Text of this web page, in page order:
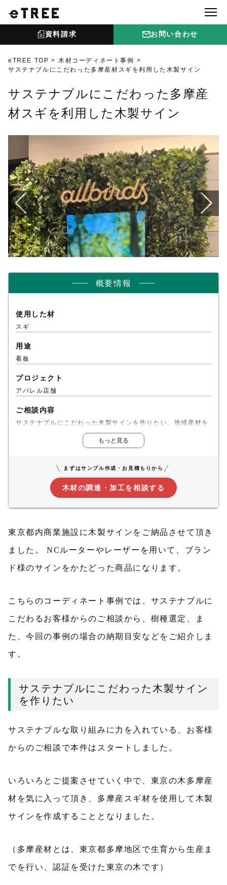
資料請求 お問い合わせ
eTREE TOP
木材コーディネート事例
サステナブルにこだわった多摩産材スギを利用した木製サイン
サステナブルにこだわった多摩産
材スギを利用した木製サイン
概要情報
使用した材
スギ
用途
看板
プロジェクト
アパレル店舗
ご相談内容
サステナブルにこだわった木製サインを作りたい、地域産材を
もっと見る
まずはサンプル作成・お見積もりから
木材の調達・加工を相談する
東京都内商業施設に木製サインをご納品させて頂き
ました。 NCルーターやレーザーを用いて、ブラン
ド様のサインをかたどった商品になります。
こちらのコーディネート事例では、サステナブルに
こだわるお客様からのご相談から、樹種選定、ま
た、今回の事例の場合の納期目安などをご紹介しま
す。
サステナブルにこだわった木製サイン
を作りたい
サステナブルな取り組みに力を入れている、お客様
からのご相談で本件はスタートしました。
いろいろとご提案させていく中で、東京の木多摩産
材を気に入って頂き、多摩産スギ材を使用して木製
サインを作成することとなりました。
（多摩産材とは、東京都多摩地区で生育から生産ま
でを行い、認証を受けた東京の木です）